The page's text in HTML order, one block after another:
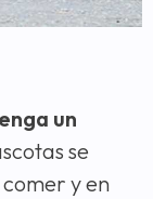
un
se
y en